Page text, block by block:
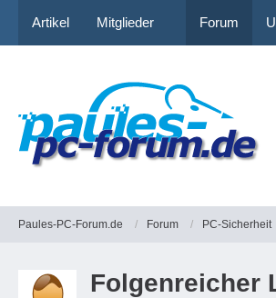
Artikel Mitglieder Forum
Paules-PC-Forum.de Forum PC-Sicherheit
Folgenreicher